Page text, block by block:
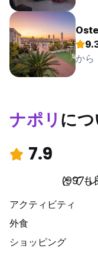
から
ナポリ に
7.9
とても
(997
アクティビティ
外食
ショッピング